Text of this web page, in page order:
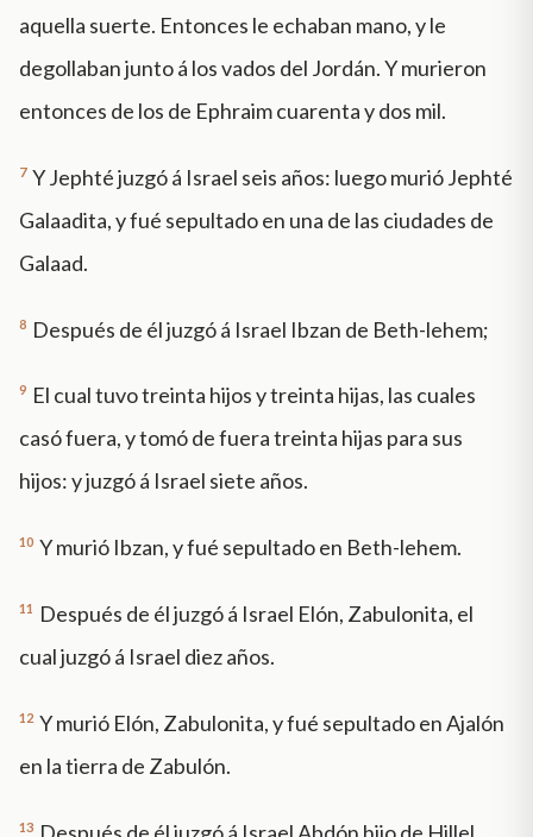
aquella suerte. Entonces le echaban mano, y le
degollaban junto á los vados del Jordán. Y murieron
entonces de los de Ephraim cuarenta y dos mil.
7 Y Jephté juzgó á Israel seis años: luego murió Jephté
Galaadita, y fué sepultado en una de las ciudades de
Galaad.
8 Después de él juzgó á Israel Ibzan de Beth-lehem;
9 El cual tuvo treinta hijos y treinta hijas, las cuales
casó fuera, y tomó de fuera treinta hijas para sus
hijos: y juzgó á Israel siete años.
10 Y murió Ibzan, y fué sepultado en Beth-lehem.
11
Después de él juzgó á Israel Elón, Zabulonita, el
cual juzgó á Israel diez años.
12 Y murió Elón, Zabulonita, y fué sepultado en Ajalón
en la tierra de Zabulón.
13 Después de él juzgó á Israel Abdón hijo de Hillel,